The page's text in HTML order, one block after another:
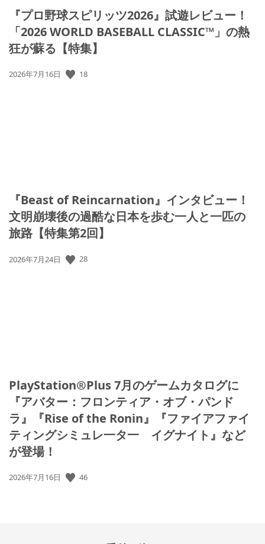
『プロ野球スピリッツ2026』試遊レビュー！
「2026 WORLD BASEBALL CLASSIC™」の熱
狂が蘇る【特集】
公
2026年7月16日 18
『Beast of Reincarnation』インタビュー！
文明崩壊後の過酷な日本を歩む一人と一匹の
旅路【特集第2回】
公
2026年7月24日 28
PlayStation®Plus 7月のゲームカタログに
『アバター：フロンティア・オブ・パンド
ラ』『Rise of the Ronin』『ファイアファイ
ティングシミュレ一タ一 イグナイト』など
が登場！
公
2026年7月16日 46